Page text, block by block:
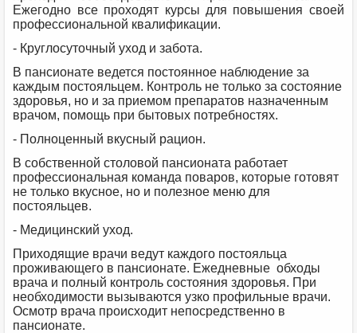
Ежегодно все проходят курсы для повышения своей
профессиональной квалификации.
- Круглосуточный уход и забота.
В пансионате ведется постоянное наблюдение за
каждым постояльцем. Контроль не только за состояние
здоровья, но и за приемом препаратов назначенным
врачом, помощь при бытовых потребностях.
- Полноценный вкусный рацион.
В собственной столовой пансионата работает
профессиональная команда поваров, которые готовят
не только вкусное, но и полезное меню для
постояльцев.
- Медицинский уход.
Приходящие врачи ведут каждого постояльца
проживающего в пансионате. Ежедневные обходы
врача и полный контроль состояния здоровья. При
необходимости вызываются узко профильные врачи.
Осмотр врача происходит непосредственно в
пансионате.